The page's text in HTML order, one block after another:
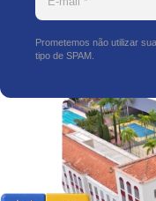
Prometemos não utilizar
tipo de SPAM.